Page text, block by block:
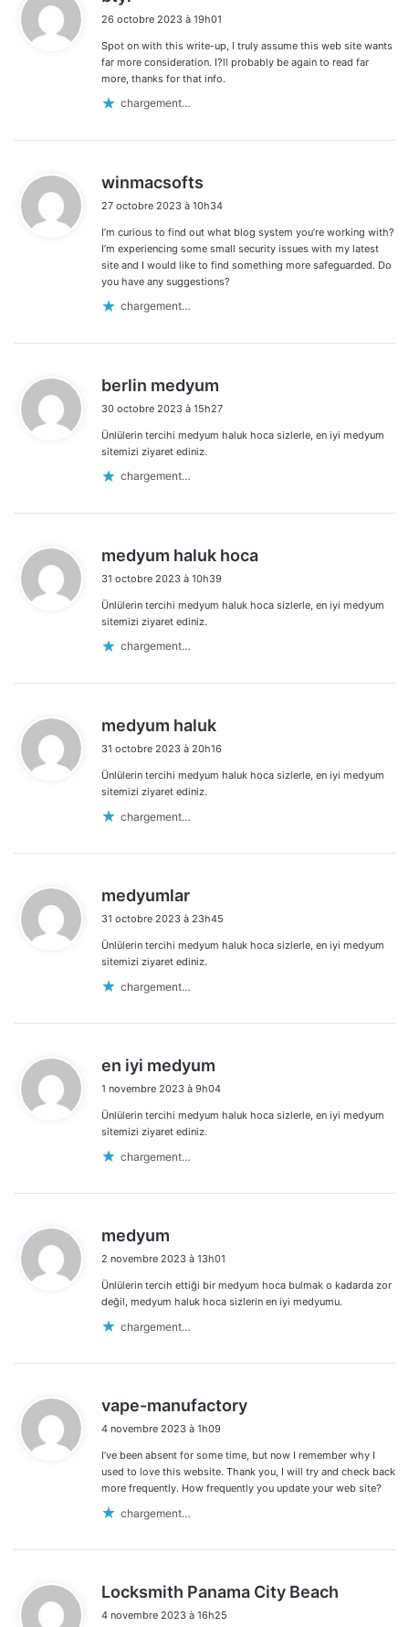
t
:
26 octobre 2023 à 19h01
Spot on with this write-up, I truly assume this web site wants
far more consideration. I?ll probably be again to read far
more, thanks for that info.
chargement…
winmacsofts
t
:
27 octobre 2023 à 10h34
I’m curious to find out what blog system you’re working with?
I’m experiencing some small security issues with my latest
site and I would like to find something more safeguarded. Do
you have any suggestions?
chargement…
berlin medyum
t
30 octobre 2023 à 15h27
Ünlülerin tercihi medyum haluk hoca sizlerle, en iyi medyum
sitemizi ziyaret ediniz.
chargement…
medyum haluk hoca
31 octobre 2023 à 10h39
Ünlülerin tercihi medyum haluk hoca sizlerle, en iyi medyum
sitemizi ziyaret ediniz.
chargement…
medyum haluk
t
31 octobre 2023 à 20h16
Ünlülerin tercihi medyum haluk hoca sizlerle, en iyi medyum
sitemizi ziyaret ediniz.
chargement…
medyumlar
t
:
31 octobre 2023 à 23h45
Ünlülerin tercihi medyum haluk hoca sizlerle, en iyi medyum
sitemizi ziyaret ediniz.
chargement…
en iyi medyum
t
1 novembre 2023 à 9h04
Ünlülerin tercihi medyum haluk hoca sizlerle, en iyi medyum
sitemizi ziyaret ediniz.
chargement…
medyum
t
:
2 novembre 2023 à 13h01
Ünlülerin tercih ettiği bir medyum hoca bulmak o kadarda zor
değil, medyum haluk hoca sizlerin en iyi medyumu.
chargement…
vape-manufactory
:
4 novembre 2023 à 1h09
I’ve been absent for some time, but now I remember why I
used to love this website. Thank you, I will try and check back
more frequently. How frequently you update your web site?
chargement…
Locksmith Panama City Beach
4 novembre 2023 à 16h25